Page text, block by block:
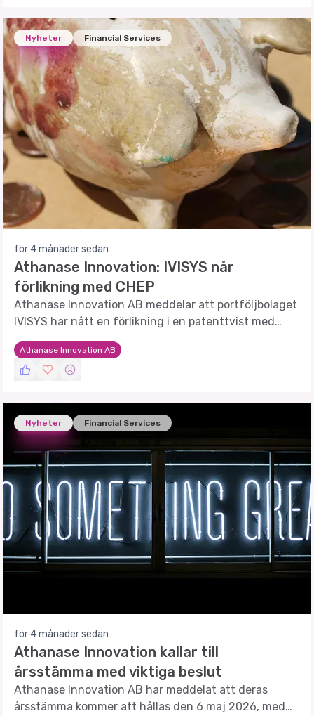
Nyheter Financial Services
för 4 månader sedan
Athanase Innovation: IVISYS når
förlikning med CHEP
Athanase Innovation AB meddelar att portföljbolaget
IVISYS har nått en förlikning i en patenttvist med
CHEP.
Athanase Innovation AB
Nyheter Financial Services
för 4 månader sedan
Athanase Innovation kallar till
årsstämma med viktiga beslut
Athanase Innovation AB har meddelat att deras
årsstämma kommer att hållas den 6 maj 2026, med